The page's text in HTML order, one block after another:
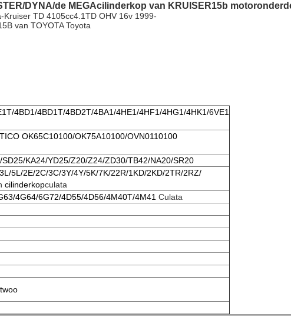
DYNA/de MEGAcilinderkop van KRUISER15b
TD 4105cc4.1TD OHV 16v 1999-
van TOYOTA Toyota
4BD1/4BD1T/4BD2T/4BA1/4HE1/4HF1/4HG1/4HK1/6VE1
OK65C10100/OK75A10100/OVN0110100
KA24/YD25/Z20/Z24/ZD30/TB42/NA20/SR20
5L/2E/2C/3C/3Y/4Y/5K/7K/22R/1KD/2KD/2TR/2RZ/
cilinderkopculata
4G64/6G72/4D55/4D56/4M40T/4M41 Culata